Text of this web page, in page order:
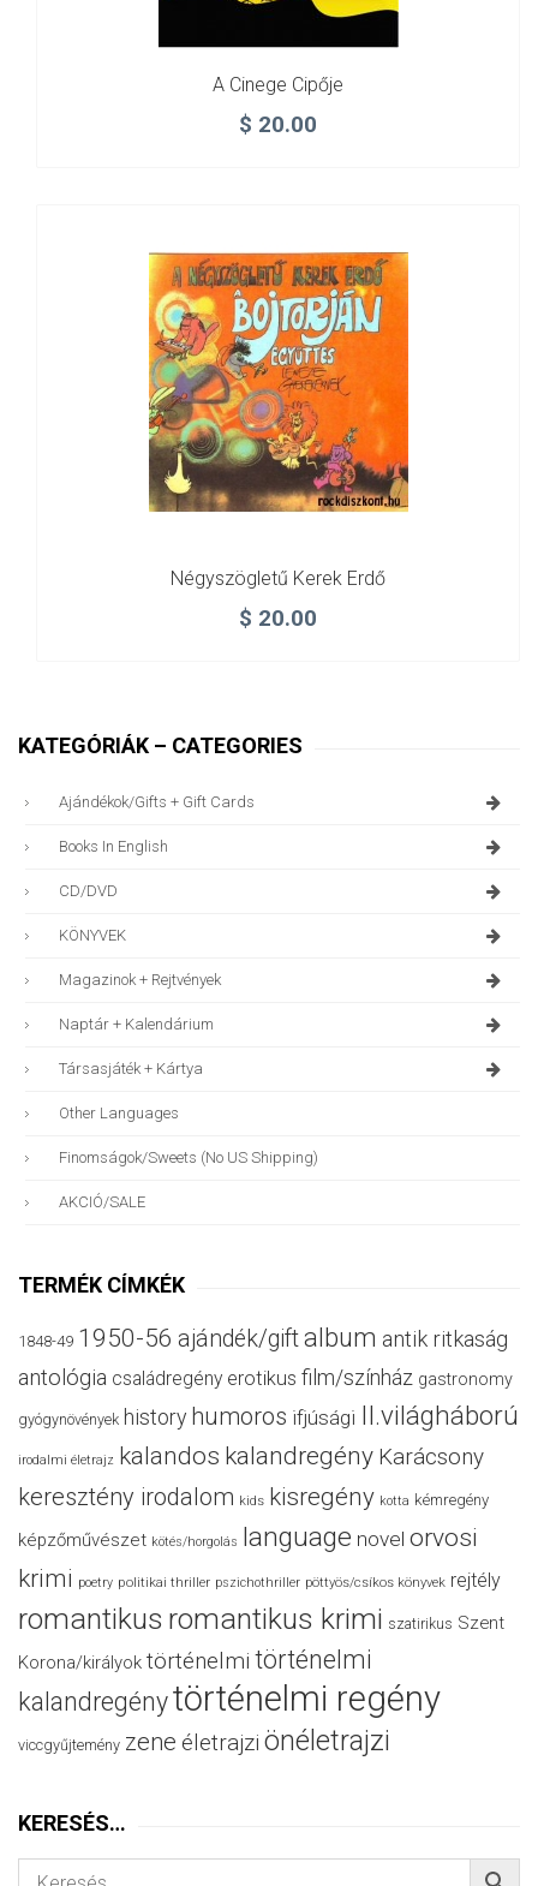
A Cinege Cipője
$ 20.00
Négyszögletű Kerek Erdő
$ 20.00
KATEGÓRIÁK – CATEGORIES
Ajándékok/gifts + Gift Cards
Books In English
CD/DVD
KÖNYVEK
Magazinok + Rejtvények
Naptár + Kalendárium
Társasjáték + Kártya
Other Languages
Finomságok/sweets (no US Shipping)
AKCIÓ/SALE
TERMÉK CÍMKÉK
1848-49 1950-56 ajándék/giftalbum antik ritkaság
antológia családregény erotikus film/színház gastronomy
gyógynövények history humoros ifjúsági II.világháború
irodalmi életrajz kalandos kalandregény Karácsony
keresztény irodalom kids kisregény kotta kémregény
képzőművészet kötés/horgolás language novel orvosi
krimi poetry politikai thriller pszichothriller pöttyös/csíkos könyvek rejtély
romantikus romantikus krimi szatirikus Szent
Korona/királyok történelmi történelmi
kalandregénytörténelmi regény
viccgyűjtemény zene életrajzi önéletrajzi
KERESÉS…